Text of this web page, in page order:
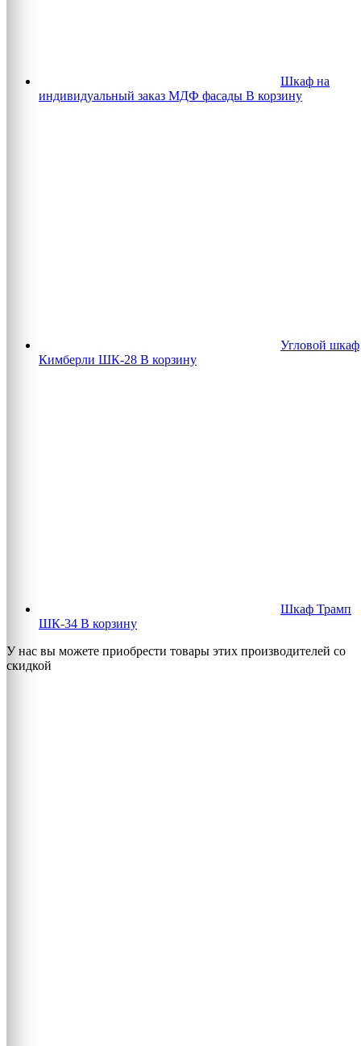
Шкаф на
индивидуальный заказ МДФ фасады В корзину
Угловой шкаф
Кимберли ШК-28 В корзину
Шкаф Трамп
ШК-34 В корзину
У нас вы можете приобрести товары этих производителей со
скидкой